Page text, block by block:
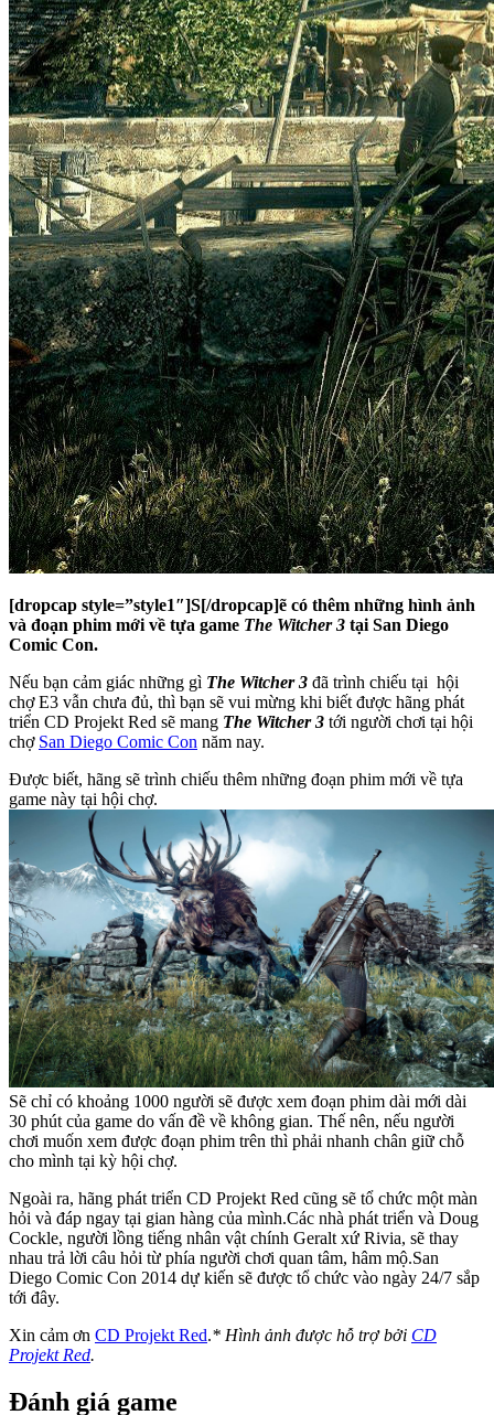
[dropcap style=”style1″]S[/dropcap]ẽ có thêm những hình ảnh
và đoạn phim mới về tựa game The Witcher 3 tại San Diego
Comic Con.
Nếu bạn cảm giác những gì The Witcher 3 đã trình chiếu tại hội
chợ E3 vẫn chưa đủ, thì bạn sẽ vui mừng khi biết được hãng phát
triển CD Projekt Red sẽ mang The Witcher 3 tới người chơi tại hội
chợ San Diego Comic Con năm nay.
Được biết, hãng sẽ trình chiếu thêm những đoạn phim mới về tựa
game này tại hội chợ.
Sẽ chỉ có khoảng 1000 người sẽ được xem đoạn phim dài mới dài
30 phút của game do vấn đề về không gian. Thế nên, nếu người
chơi muốn xem được đoạn phim trên thì phải nhanh chân giữ chỗ
cho mình tại kỳ hội chợ.
Ngoài ra, hãng phát triển CD Projekt Red cũng sẽ tổ chức một màn
hỏi và đáp ngay tại gian hàng của mình.Các nhà phát triển và Doug
Cockle, người lồng tiếng nhân vật chính Geralt xứ Rivia, sẽ thay
nhau trả lời câu hỏi từ phía người chơi quan tâm, hâm mộ.San
Diego Comic Con 2014 dự kiến sẽ được tổ chức vào ngày 24/7 sắp
tới đây.
Xin cảm ơn CD Projekt Red.* Hình ảnh được hỗ trợ bởi CD
Projekt Red.
Đánh giá game